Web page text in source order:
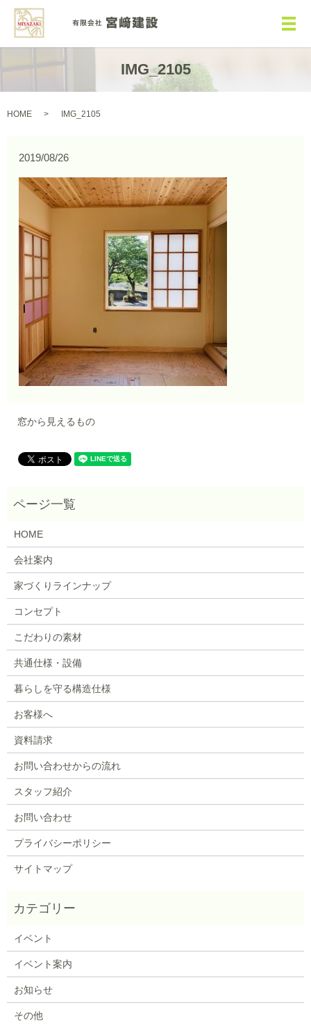
メ
IMG_2105
HOME IMG_2105
2019/08/26
窓から見えるもの
HOME
会社案内
家づくりラインナップ
コンセプト
こだわりの素材
共通仕様・設備
暮らしを守る構造仕様
お客様へ
資料請求
お問い合わせからの流れ
スタッフ紹介
お問い合わせ
プライバシーポリシー
サイトマップ
イベント
イベント案内
お知らせ
その他